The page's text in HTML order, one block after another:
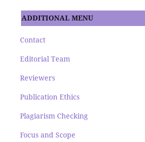
ADDITIONAL MENU
Contact
Editorial Team
Reviewers
Publication Ethics
Plagiarism Checking
Focus and Scope